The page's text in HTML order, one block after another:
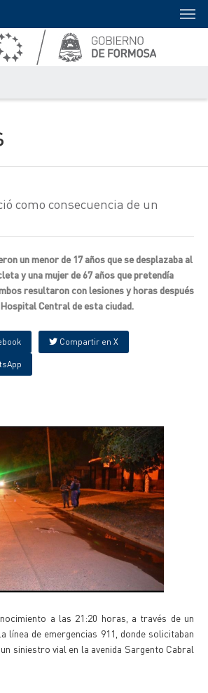
como consecuencia de un
un menor de 17 años que se desplazaba al
y una mujer de 67 años que pretendía
resultaron con lesiones y horas después
Central de esta ciudad.
Compartir en X
a las 21:20 horas, a través de un
línea de emergencias 911, donde solicitaban
siniestro vial en la avenida Sargento Cabral